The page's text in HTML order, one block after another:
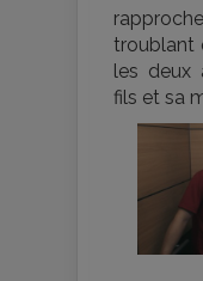
troublant
les deux
fils et sa